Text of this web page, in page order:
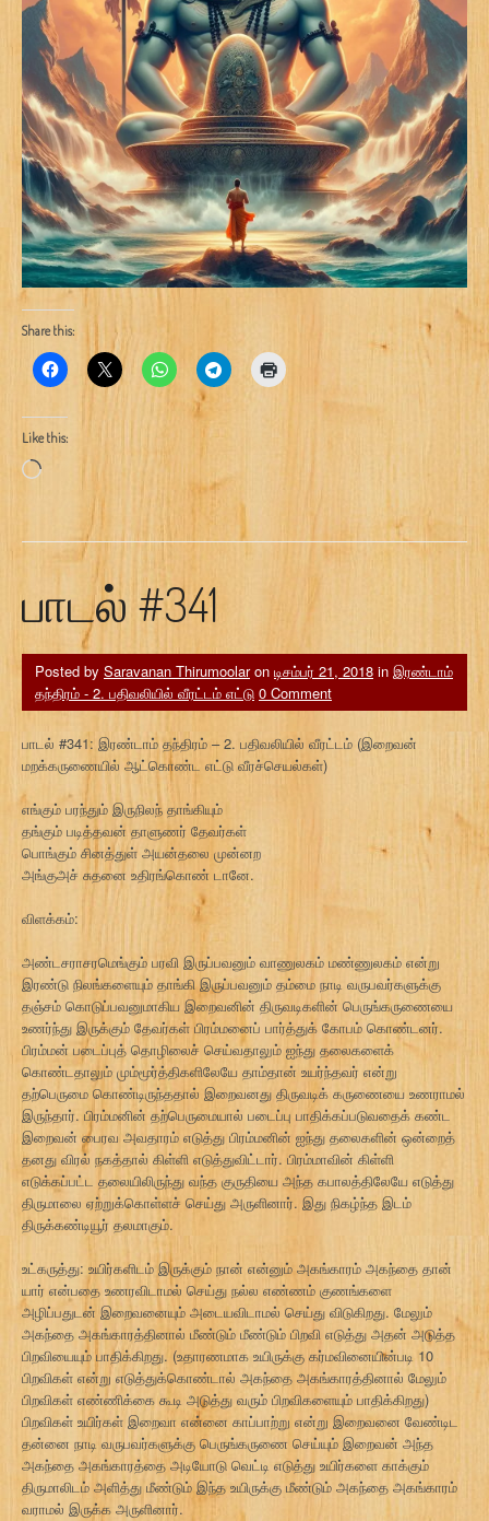
Share this:
Like this:
Loading…
பாடல் #341
Posted by Saravanan Thirumoolaron டிசம்பர் 21, 2018 in இரண்டாம்
தந்திரம் - 2. பதிவலியில் வீரட்டம் எட்டு 0 Comment
பாடல் #341: இரண்டாம் தந்திரம் – 2. பதிவலியில் வீரட்டம் (இறைவன்
மறக்கருணையில் ஆட்கொண்ட எட்டு வீரச்செயல்கள்)
எங்கும் பரந்தும் இருநிலந் தாங்கியும்
தங்கும் படித்தவன் தாளுணர் தேவர்கள்
பொங்கும் சினத்துள் அயன்தலை முன்னற
அங்குஅச் சுதனை உதிரங்கொண் டானே.
விளக்கம்:
அண்டசராசரமெங்கும் பரவி இருப்பவனும் வாணுலகம் மண்ணுலகம் என்று
இரண்டு நிலங்களையும் தாங்கி இருப்பவனும் தம்மை நாடி வருபவர்களுக்கு
தஞ்சம் கொடுப்பவனுமாகிய இறைவனின் திருவடிகளின் பெருங்கருணையை
உணர்ந்து இருக்கும் தேவர்கள் பிரம்மனைப் பார்த்துக் கோபம் கொண்டனர்.
பிரம்மன் படைப்புத் தொழிலைச் செய்வதாலும் ஐந்து தலைகளைக்
கொண்டதாலும் மும்மூர்த்திகளிலேயே தாம்தான் உயர்ந்தவர் என்று
தற்பெருமை கொண்டிருந்ததால் இறைவனது திருவடிக் கருணையை உணராமல்
இருந்தார். பிரம்மனின் தற்பெருமையால் படைப்பு பாதிக்கப்படுவதைக் கண்ட
இறைவன் பைரவ அவதாரம் எடுத்து பிரம்மனின் ஐந்து தலைகளின் ஒன்றைத்
தனது விரல் நகத்தால் கிள்ளி எடுத்துவிட்டார். பிரம்மாவின் கிள்ளி
எடுக்கப்பட்ட தலையிலிருந்து வந்த குருதியை அந்த கபாலத்திலேயே எடுத்து
திருமாலை ஏற்றுக்கொள்ளச் செய்து அருளினார். இது நிகழ்ந்த இடம்
திருக்கண்டியூர் தலமாகும்.
உட்கருத்து: உயிர்களிடம் இருக்கும் நான் என்னும் அகங்காரம் அகந்தை தான்
யார் என்பதை உணரவிடாமல் செய்து நல்ல எண்ணம் குணங்களை
அழிப்பதுடன் இறைவனையும் அடையவிடாமல் செய்து விடுகிறது. மேலும்
அகந்தை அகங்காரத்தினால் மீண்டும் மீண்டும் பிறவி எடுத்து அதன் அடுத்த
பிறவியையும் பாதிக்கிறது. (உதாரணமாக உயிருக்கு கர்மவினையின்படி 10
பிறவிகள் என்று எடுத்துக்கொண்டால் அகந்தை அகங்காரத்தினால் மேலும்
பிறவிகள் எண்ணிக்கை கூடி அடுத்து வரும் பிறவிகளையும் பாதிக்கிறது)
பிறவிகள் உயிர்கள் இறைவா என்னை காப்பாற்று என்று இறைவனை வேண்டிட
தன்னை நாடி வருபவர்களுக்கு பெருங்கருணை செய்யும் இறைவன் அந்த
அகந்தை அகங்காரத்தை அடியோடு வெட்டி எடுத்து உயிர்களை காக்கும்
திருமாலிடம் அளித்து மீண்டும் இந்த உயிருக்கு மீண்டும் அகந்தை அகங்காரம்
வராமல் இருக்க அருளினார்.